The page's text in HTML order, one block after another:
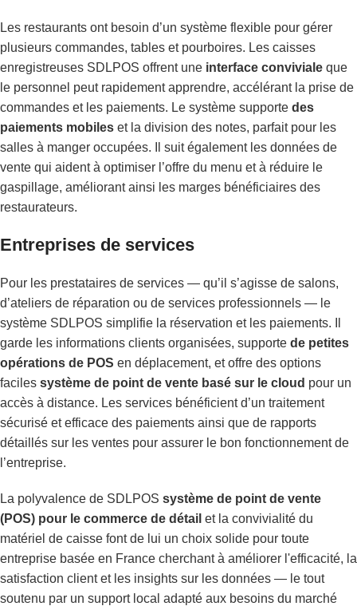
Les restaurants ont besoin d’un système flexible pour gérer
plusieurs commandes, tables et pourboires. Les caisses
enregistreuses SDLPOS offrent une interface conviviale que
le personnel peut rapidement apprendre, accélérant la prise de
commandes et les paiements. Le système supporte des
paiements mobiles et la division des notes, parfait pour les
salles à manger occupées. Il suit également les données de
vente qui aident à optimiser l’offre du menu et à réduire le
gaspillage, améliorant ainsi les marges bénéficiaires des
restaurateurs.
Entreprises de services
Pour les prestataires de services — qu’il s’agisse de salons,
d’ateliers de réparation ou de services professionnels — le
système SDLPOS simplifie la réservation et les paiements. Il
garde les informations clients organisées, supporte de petites
opérations de POS en déplacement, et offre des options
faciles système de point de vente basé sur le cloud pour un
accès à distance. Les services bénéficient d’un traitement
sécurisé et efficace des paiements ainsi que de rapports
détaillés sur les ventes pour assurer le bon fonctionnement de
l’entreprise.
La polyvalence de SDLPOS système de point de vente
(POS) pour le commerce de détail et la convivialité du
matériel de caisse font de lui un choix solide pour toute
entreprise basée en France cherchant à améliorer l'efficacité, la
satisfaction client et les insights sur les données — le tout
soutenu par un support local adapté aux besoins du marché